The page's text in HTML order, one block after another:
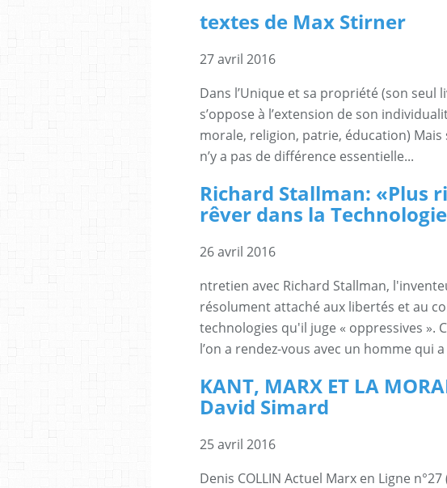
textes de Max Stirner
27 avril 2016
Dans l’Unique et sa propriété (son seul
s’oppose à l’extension de son
morale, religion, patrie, éducation)
n’y a pas de différence essentielle...
Richard Stallman: «Plus
rêver dans la
26 avril 2016
ntretien avec Richard Stallman,
résolument attaché aux libertés et au
technologies qu'il juge « oppressives ».
l’on a rendez-vous avec un homme qui
KANT, MARX ET LA
David Simard
25 avril 2016
Denis COLLIN Actuel Marx en Ligne